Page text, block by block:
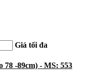
Giá tối đa